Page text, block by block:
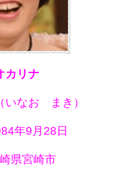
カリナ
いなお まき）
年9月28日
県宮崎市